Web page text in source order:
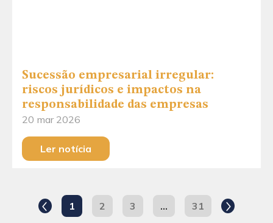
Sucessão empresarial irregular:
riscos jurídicos e impactos na
responsabilidade das empresas
20 mar 2026
Ler notícia
1 2 3 … 31